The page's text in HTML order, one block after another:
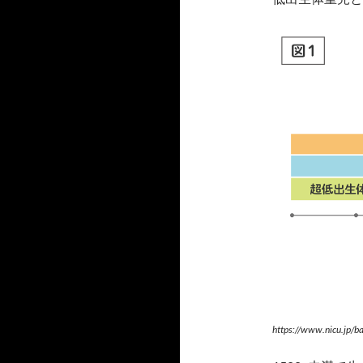
https://www.nicu.jp/